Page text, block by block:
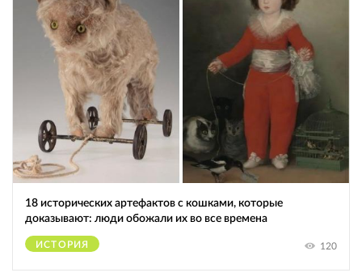
18 исторических артефактов с кошками, которые
доказывают: люди обожали их во все времена
ИСТОРИЯ 120